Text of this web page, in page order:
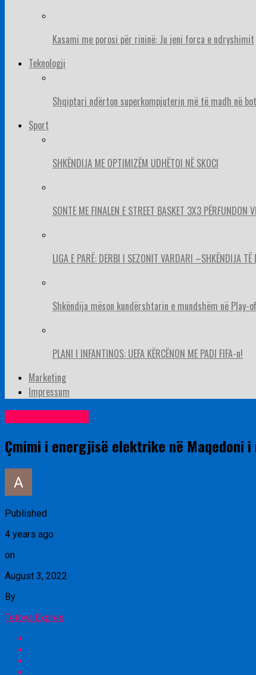
Kasami me porosi për rininë: Ju jeni forca e ndryshimit
Teknologji
Shqiptari ndërton superkompjuterin më të madh në
Sport
SHKËNDIJA ME OPTIMIZËM UDHËTOI NË SKOCI
SONTE ME FINALEN E STREET BASKET 3X3 PËRFUNDON
LIGA E PARË: DERBI I SEZONIT VARDARI –SHKËNDIJA
Shkëndija mëson kundërshtarin e mundshëm në Play-
PLANI I INFANTINOS: UEFA KËRCËNON ME PADI FIFA-n!
Marketing
Impressum
Çmimi i energjisë elektrike në Maqedoni
Published
4 years ago
on
August 3, 2022
By
Tetova Expres